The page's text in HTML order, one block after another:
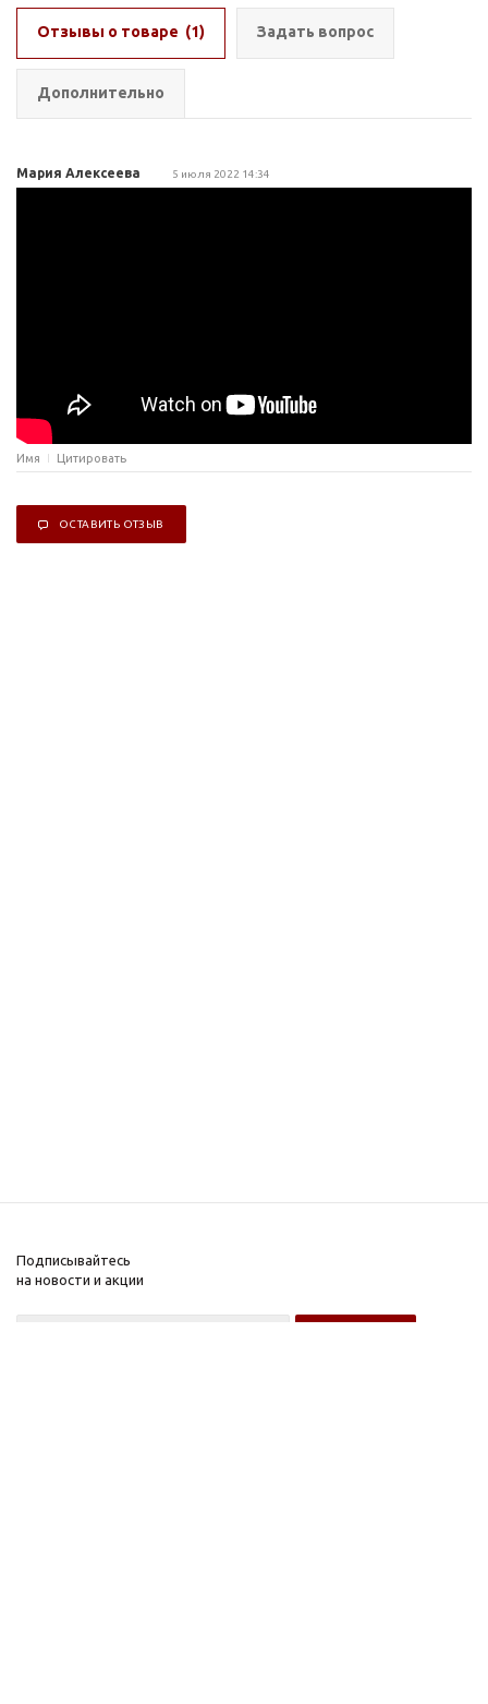
Отзывы о товаре (1) Задать вопрос
Дополнительно
Мария Алексеева 5 июля 2022 14:34
Имя Цитировать
ОСТАВИТЬ ОТЗЫВ
Подписывайтесь
на новости и акции